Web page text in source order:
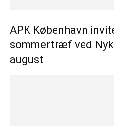
APK København
sommertræf ved
august